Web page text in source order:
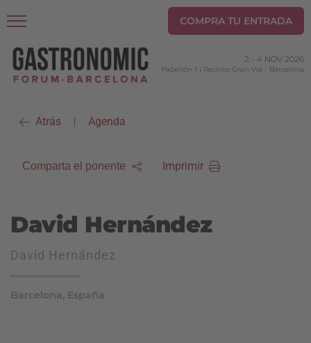
COMPRA TU ENTRADA
2 - 4 NOV 2026
Pabellón 1 | Recinto Gran Via - Barcelona
Atrás | Agenda
Comparta el ponente Imprimir
David Hernández
David Hernández
Barcelona, España